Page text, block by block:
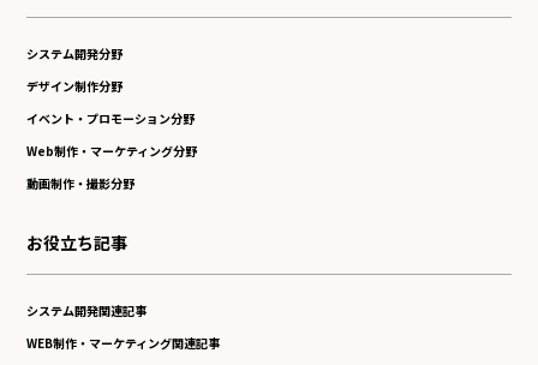
システム開発分野
デザイン制作分野
イベント・プロモーション分野
Web制作・マーケティング分野
動画制作・撮影分野
お役立ち記事
システム開発関連記事
WEB制作・マーケティング関連記事